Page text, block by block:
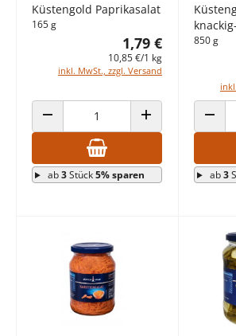
Küstengold Paprikasalat
165 g
1,79 €
10,85 €/1 kg
inkl. MwSt., zzgl. Versand
ANZAHL VERRINGERN ANZAHL ERHÖHEN
ab3Stück5% sparen
850 g
ab3